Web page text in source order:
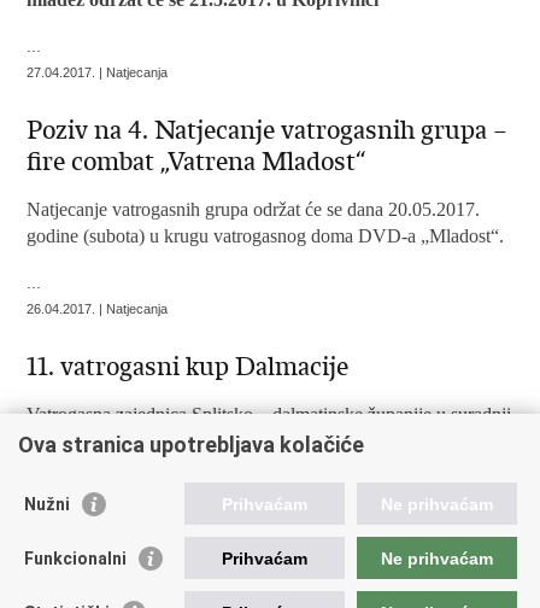
27.04.2017. | Natjecanja
Poziv na 4. Natjecanje vatrogasnih grupa –
fire combat „Vatrena Mladost“
Natjecanje vatrogasnih grupa održat će se dana 20.05.2017.
godine (subota) u krugu vatrogasnog doma DVD-a „Mladost“.
26.04.2017. | Natjecanja
11. vatrogasni kup Dalmacije
Vatrogasna zajednica Splitsko – dalmatinske županije u suradnji
s HVZ-om organizira svoj 11. VATROGASNI KUP
...
DVD Mičevec organizira III. kup Mičevca
Ova stranica upotrebljava kolačiće
Nužni Prihvaćam Ne prihvaćam
Funkcionalni Prihvaćam Ne prihvaćam